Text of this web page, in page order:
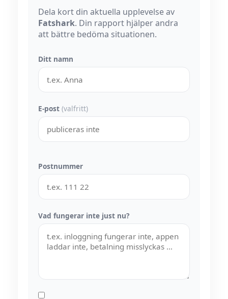
Dela kort din aktuella upplevelse av
Fatshark. Din rapport hjälper andra
att bättre bedöma situationen.
Ditt namn
E-post (valfritt)
Postnummer
Vad fungerar inte just nu?